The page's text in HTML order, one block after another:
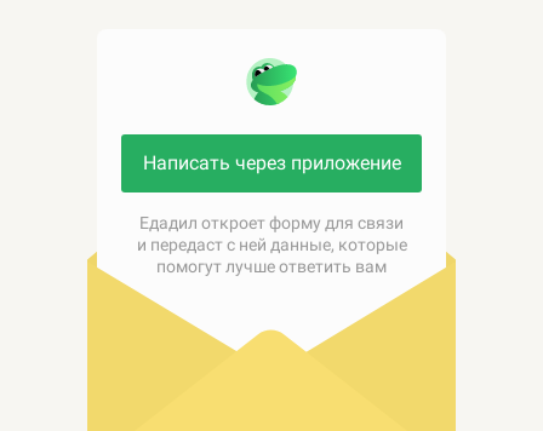
Написать через приложение
Едадил откроет форму для связи
и передаст с ней данные, которые
помогут лучше ответить вам